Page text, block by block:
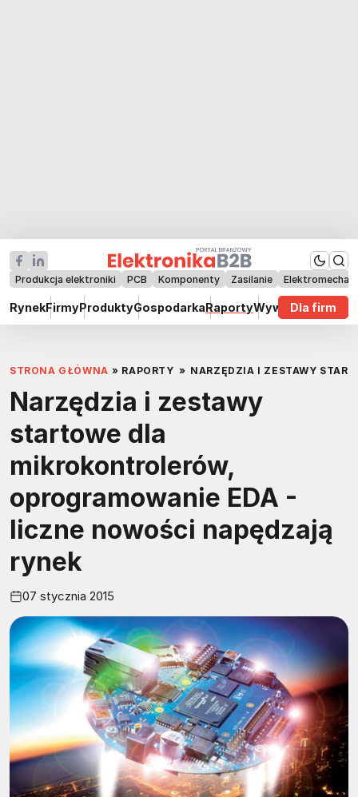
Produkcja elektroniki PCB Komponenty Zasilanie
RynekFirmyProduktyGospodarkaRaportyWywiadyDla firm
STRONA GŁÓWNA » RAPORTY » NARZĘDZIA I ZESTAWY
Narzędzia i zestawy
startowe dla
mikrokontrolerów,
oprogramowanie EDA -
liczne nowości napędzają
rynek
07 stycznia 2015